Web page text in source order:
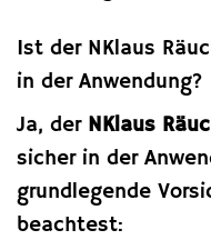
Ist der NKlaus
in der Anwendung?
Ja, der NKlaus
sicher in der
grundlegende
beachtest: